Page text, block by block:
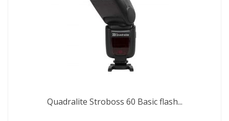
Quadralite Stroboss 60 Basic flash...